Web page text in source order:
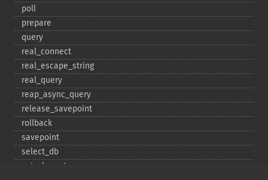
poll
prepare
query
real_​connect
real_​escape_​string
real_​query
reap_​async_​query
release_​savepoint
rollback
savepoint
select_​db
set_​charset